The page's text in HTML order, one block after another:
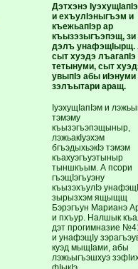
Дэтхэнэ
и ехъулIэныгъэм и
къежьапIэр ар
къызэзыгъэпэщ,
дэлъ унафэщIырщ.
сыт хуэдэ лъагапIэ
тетынуми, сыт
увыпIэ абы иIэнуми
зэлъытари аращ.
IуэхущIапIэм и
тэмэму
къызэгъэпэщыныр,
лэжьакIуэхэм
бгъэдыхьэкIэ тэмэм
къахуэгъуэтыныр
тыншкъым. А псори
гъэщIэгъуэну
къызэхъулIэ
зырызхэм ящыщщ
Бэрэгъун Марианэ
и пхъур. Налшык
дэт прогимназие
и унафэщIу
куэд мыщIами, абы
лэжьыгъэшхуэ